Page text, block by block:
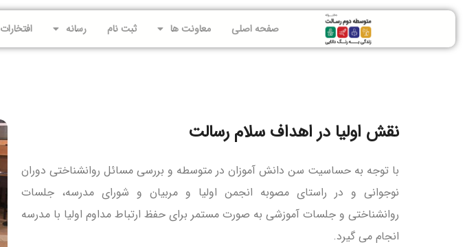
صفحه اصلی معاونت ها ثبت نام رسانه افتخارات
نقش اولیا در اهداف سلام رسالت
با توجه به حساسیت سن دانش آموزان در متوسطه و بررسی مسائل روانشناختی دوران
نوجوانی و در راستای مصوبه انجمن اولیا و مربیان و شورای مدرسه، جلسات
روانشناختی و جلسات آموزشی به صورت مستمر برای حفظ ارتباط مداوم اولیا با مدرسه
انجام می گیرد.